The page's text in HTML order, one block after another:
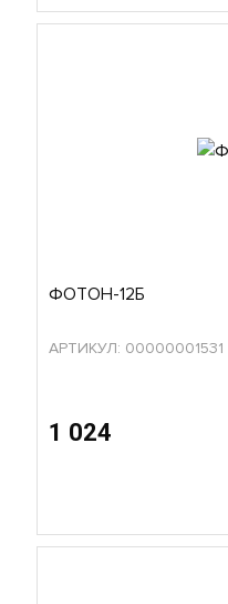
ФОТОН-12Б
АРТИКУЛ: 00000001531
1 024